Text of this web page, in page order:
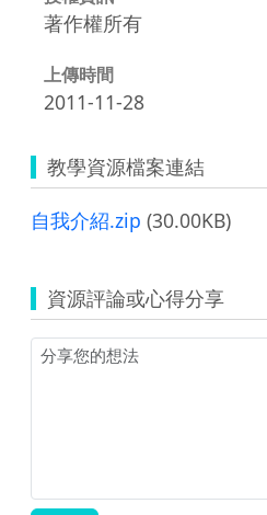
著作權所有
上傳時間
2011-11-28
教學資源檔案連結
自我介紹.zip (30.00KB)
資源評論或心得分享